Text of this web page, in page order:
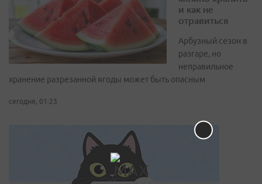
и как не
отравиться
Арбузный сезон в
разгаре, но
неправильное
хранение разрезанной ягоды может быть опасным
сегодня, 01:23